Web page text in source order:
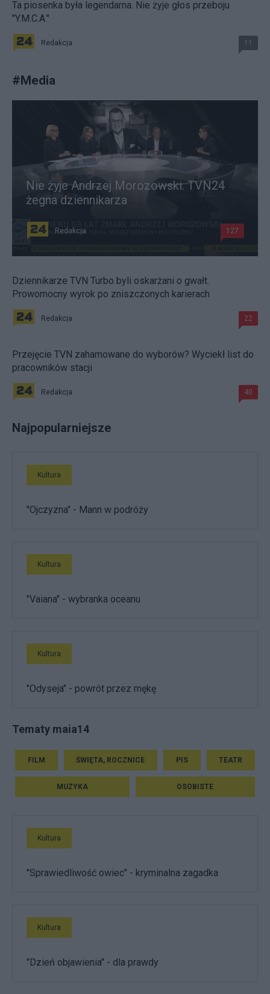
Ta piosenka była legendarna. Nie żyje głos przeboju
"Y.M.C.A."
Redakcja 11
#Media
Nie żyje Andrzej Morozowski. TVN24
żegna dziennikarza
Redakcja 127
Dziennikarze TVN Turbo byli oskarżani o gwałt.
Prowomocny wyrok po zniszczonych karierach
Redakcja 22
Przejęcie TVN zahamowane do wyborów? Wyciekł list do
pracowników stacji
Redakcja 40
Najpopularniejsze
Kultura
"Ojczyzna" - Mann w podróży
Kultura
"Vaiana" - wybranka oceanu
Kultura
"Odyseja" - powrót przez mękę
Tematy maia14
FILM ŚWIĘTA, ROCZNICE PIS TEATR
MUZYKA OSOBISTE
Kultura
"Sprawiedliwość owiec" - kryminalna zagadka
Kultura
"Dzień objawienia" - dla prawdy